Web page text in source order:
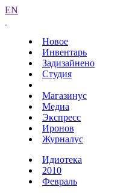
EN
Новое
Инвентарь
Задизайнено
Студия
Магазинус
Медиа
Экспресс
Иронов
Журналус
Идиотека
2010
Февраль